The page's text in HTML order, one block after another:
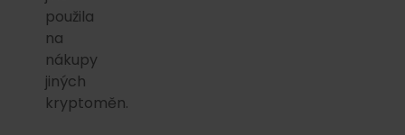
použila
na
nákupy
jiných
kryptoměn.